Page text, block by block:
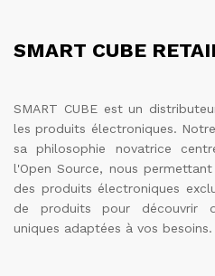
SMART CUBE
SMART CUBE est un
les produits électroniques.
sa philosophie novatrice
l'Open Source, nous
des produits électroniques
de produits pour découvrir
uniques adaptées à vos besoins.